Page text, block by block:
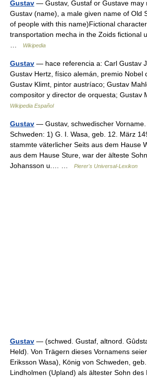
Gustav — Gustav, Gustaf or Gustave may
Gustav (name), a male given name of Old
of people with this name)Fictional
transportation mecha in the Zoids fictional
Wikipedia
Gustav — hace referencia a: Carl Gustav
Gustav Hertz, físico alemán, premio Nobel
Gustav Klimt, pintor austríaco; Gustav
compositor y director de orquesta;
Wikipedia Español
Gustav — Gustav, schwedischer
Schweden: 1) G. I. Wasa, geb. 12. März
stammte väterlicher Seits aus dem Hause
aus dem Hause Sture, war der älteste
Johansson u.… …
Pierer's Universal-Lexikon
Gustav — (schwed. Gustaf, altnord.
Held). Von Trägern dieses Vornamens
Eriksson Wasa), König von Schweden,
Lindholmen (Upland) als ältester Sohn des